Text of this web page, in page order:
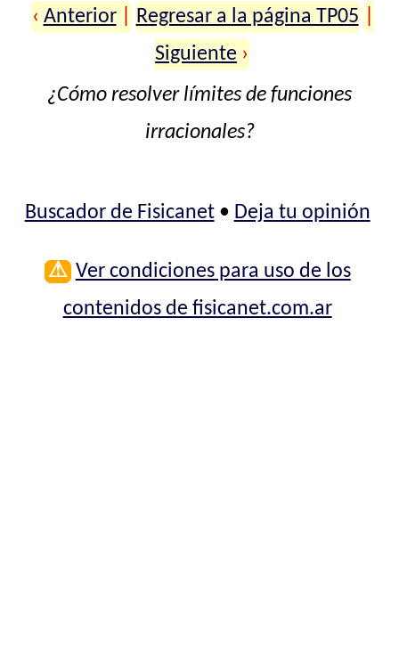
‹ Anterior Regresar a la página TP05
Siguiente ›
¿Cómo resolver límites de funciones
irracionales?
Buscador de Fisicanet• Deja tu opinión
⚠ Ver condiciones para uso de los
contenidos de fisicanet.com.ar